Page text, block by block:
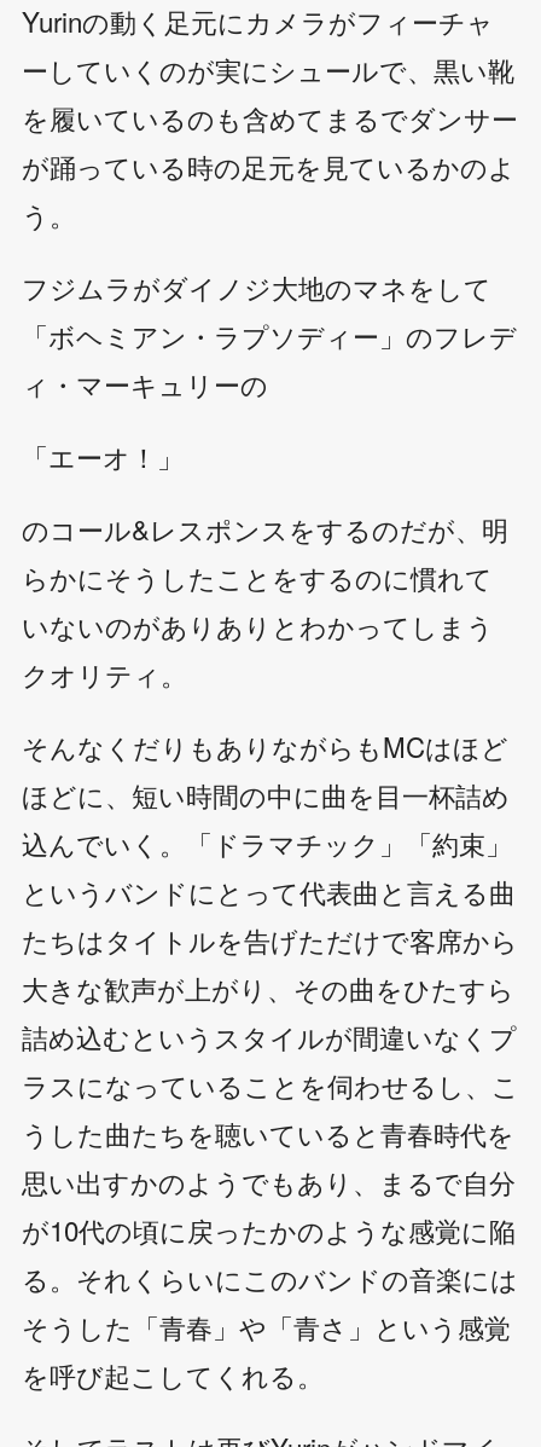
Yurinの動く足元にカメラがフィーチャ
ーしていくのが実にシュールで、黒い靴
を履いているのも含めてまるでダンサー
が踊っている時の足元を見ているかのよ
う。
フジムラがダイノジ大地のマネをして
「ボヘミアン・ラプソディー」のフレデ
ィ・マーキュリーの
「エーオ！」
のコール&レスポンスをするのだが、明
らかにそうしたことをするのに慣れて
いないのがありありとわかってしまう
クオリティ。
そんなくだりもありながらもMCはほど
ほどに、短い時間の中に曲を目一杯詰め
込んでいく。「ドラマチック」「約束」
というバンドにとって代表曲と言える曲
たちはタイトルを告げただけで客席から
大きな歓声が上がり、その曲をひたすら
詰め込むというスタイルが間違いなくプ
ラスになっていることを伺わせるし、こ
うした曲たちを聴いていると青春時代を
思い出すかのようでもあり、まるで自分
が10代の頃に戻ったかのような感覚に陥
る。それくらいにこのバンドの音楽には
そうした「青春」や「青さ」という感覚
を呼び起こしてくれる。